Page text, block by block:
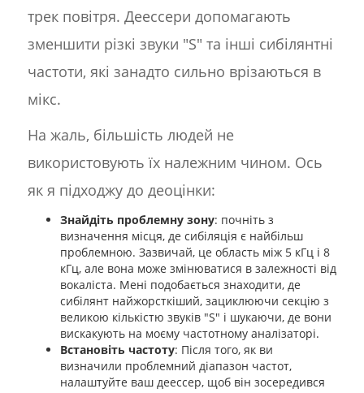
трек повітря. Деессери допомагають
зменшити різкі звуки "S" та інші сибілянтні
частоти, які занадто сильно врізаються в
мікс.
На жаль, більшість людей не
використовують їх належним чином. Ось
як я підходжу до деоцінки:
Знайдіть проблемну зону: почніть з
визначення місця, де сибіляція є найбільш
проблемною. Зазвичай, це область між 5 кГц і 8
кГц, але вона може змінюватися в залежності від
вокаліста. Мені подобається знаходити, де
сибілянт найжорсткіший, зациклюючи секцію з
великою кількістю звуків "S" і шукаючи, де вони
вискакують на моєму частотному аналізаторі.
Встановіть частоту: Після того, як ви
визначили проблемний діапазон частот,
налаштуйте ваш деессер, щоб він зосередився